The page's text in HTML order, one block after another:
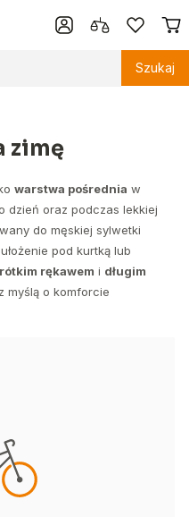
Szukaj
zimę
warstwa pośrednia w
dzień oraz podczas lekkiej
do męskiej sylwetki
pod kurtką lub
rękawem i długim
myślą o komforcie